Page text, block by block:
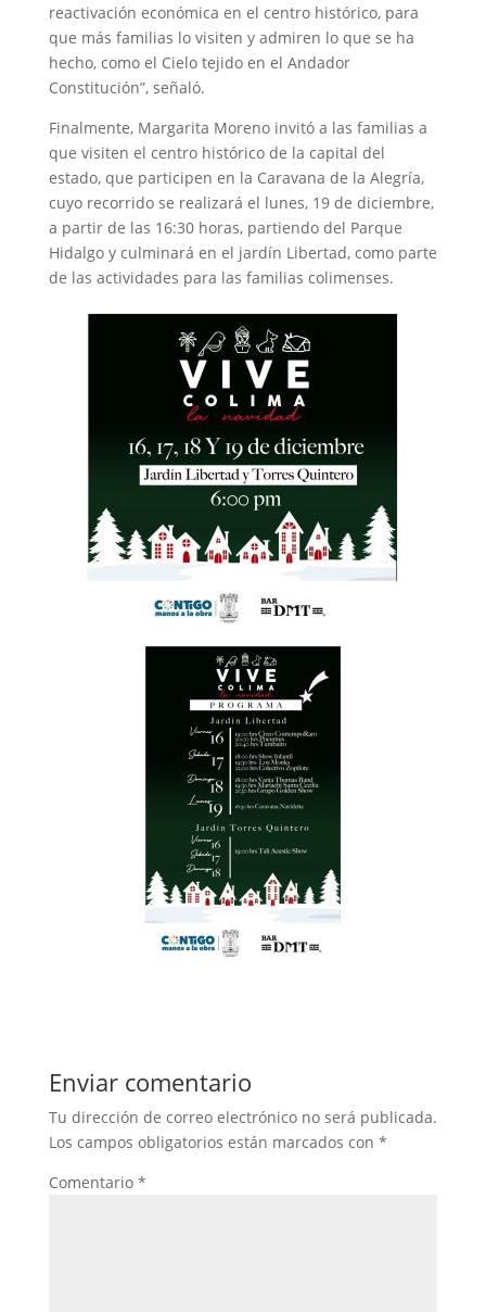
reactivación económica en el centro histórico, para
que más familias lo visiten y admiren lo que se ha
hecho, como el Cielo tejido en el Andador
Constitución”, señaló.
Finalmente, Margarita Moreno invitó a las familias a
que visiten el centro histórico de la capital del
estado, que participen en la Caravana de la Alegría,
cuyo recorrido se realizará el lunes, 19 de diciembre,
a partir de las 16:30 horas, partiendo del Parque
Hidalgo y culminará en el jardín Libertad, como parte
de las actividades para las familias colimenses.
Enviar comentario
Tu dirección de correo electrónico no será publicada.
Los campos obligatorios están marcados con *
Comentario *